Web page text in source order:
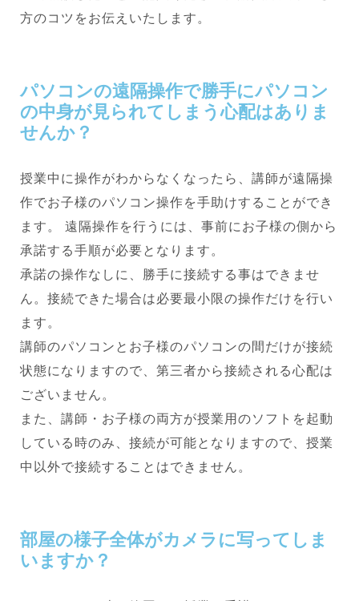
方のコツをお伝えいたします。
パソコンの遠隔操作で勝手にパソコン
の中身が見られてしまう心配はありま
せんか？
授業中に操作がわからなくなったら、講師が遠隔操
作でお子様のパソコン操作を手助けすることができ
ます。 遠隔操作を行うには、事前にお子様の側から
承諾する手順が必要となります。
承諾の操作なしに、勝手に接続する事はできませ
ん。接続できた場合は必要最小限の操作だけを行い
ます。
講師のパソコンとお子様のパソコンの間だけが接続
状態になりますので、第三者から接続される心配は
ございません。
また、講師・お子様の両方が授業用のソフトを起動
している時のみ、接続が可能となりますので、授業
中以外で接続することはできません。
部屋の様子全体がカメラに写ってしま
いますか？